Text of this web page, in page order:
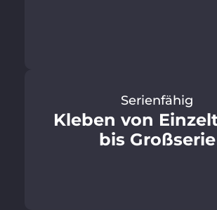
Serienfähig
Kleben von
bis Großserie